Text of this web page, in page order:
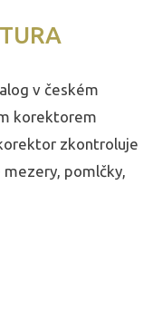
v českém
korektorem
zkontroluje
pomlčky,